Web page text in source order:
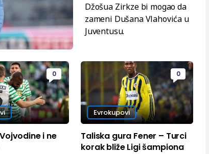
Džošua Zirkze bi mogao da
zameni Dušana Vlahovića u
Juventusu.
0
i ne
0
Evrokupovi
Taliska gura Fener – Turci
korak bliže Ligi šampiona